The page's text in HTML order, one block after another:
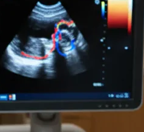
واتساپواتساپ مشاوره